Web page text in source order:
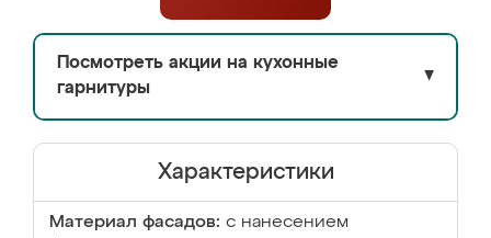
Посмотреть акции на кухонные
гарнитуры
▼
Характеристики
Материал фасадов: с нанесением